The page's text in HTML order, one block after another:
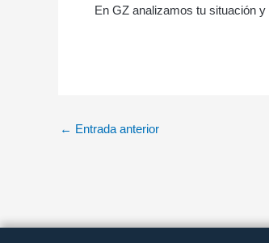
En GZ analizamos tu situación
← Entrada anterior